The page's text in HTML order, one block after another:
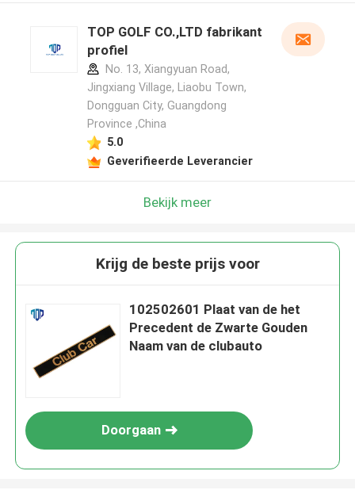
TOP GOLF CO.,LTD fabrikant
profiel
No. 13, Xiangyuan Road,
Jingxiang Village, Liaobu Town,
Dongguan City, Guangdong
Province ,China
5.0
Geverifieerde Leverancier
Bekijk meer
Krijg de beste prijs voor
102502601 Plaat van de het
Precedent de Zwarte Gouden
Naam van de clubauto
Doorgaan